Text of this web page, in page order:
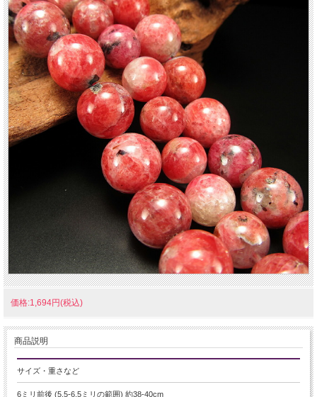
価格:1,694円(税込)
商品説明
サイズ・重さなど
6ミリ前後 (5.5-6.5ミリの範囲) 約38-40cm